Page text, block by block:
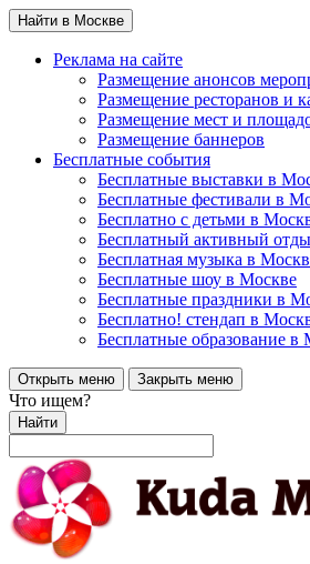
Найти в Москве
Реклама на сайте
Размещение анонсов
Размещение ресторанов и
Размещение мест и
Размещение баннеров
Бесплатные события
Бесплатные выставки в
Бесплатные фестивали в
Бесплатно с детьми в
Бесплатный активный
Бесплатная музыка в
Бесплатные шоу в Москве
Бесплатные праздники в
Бесплатно! стендап в
Бесплатные образование в
Открыть меню Закрыть меню
Что ищем?
Найти